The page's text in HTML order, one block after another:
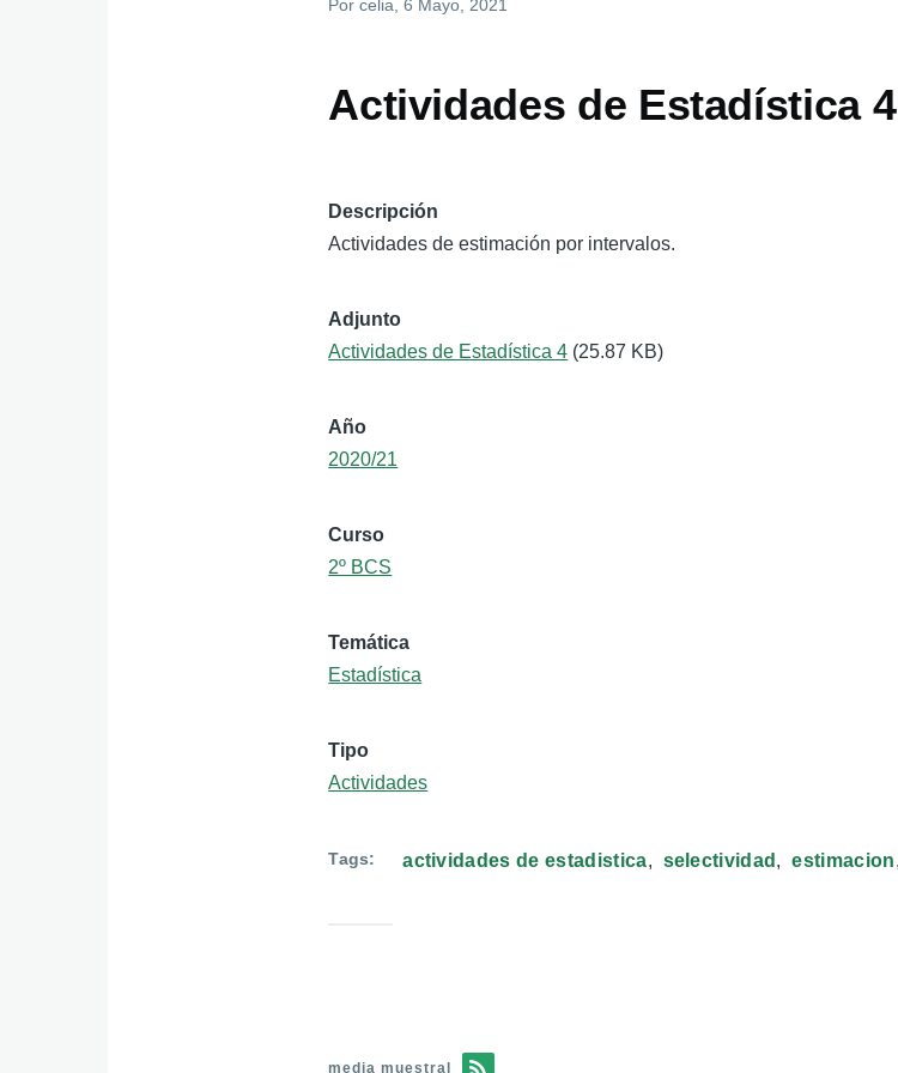
Porcelia , 6 Mayo, 2021
Actividades de Estadística 4
Descripción
Actividades de estimación por intervalos.
Adjunto
Actividades de Estadística 4 (25.87 KB)
Año
2020/21
Curso
2º BCS
Temática
Estadística
Tipo
Actividades
Tags actividades de estadistica selectividad estimacion
media muestral